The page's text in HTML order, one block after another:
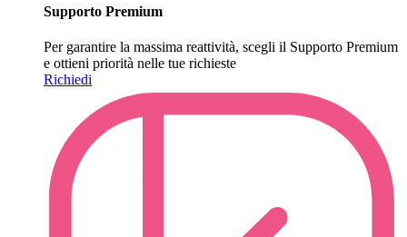
Supporto Premium
Per garantire la massima reattività, scegli il Supporto Premium
e ottieni priorità nelle tue richieste
Richiedi